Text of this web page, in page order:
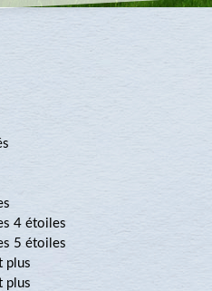
4 étoiles
5 étoiles
plus
plus